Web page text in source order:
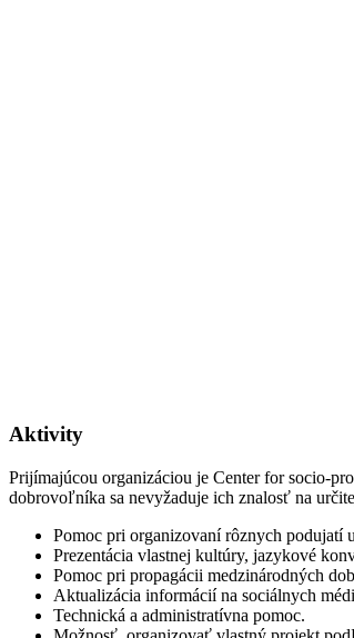
Aktivity
Prijímajúcou organizáciou je Center for socio-
dobrovoľníka sa nevyžaduje ich znalosť na
Pomoc pri organizovaní rôznych podujatí
Prezentácia vlastnej kultúry, jazykové
Pomoc pri propagácii medzinárodných
Aktualizácia informácií na sociálnych
Technická a administratívna pomoc.